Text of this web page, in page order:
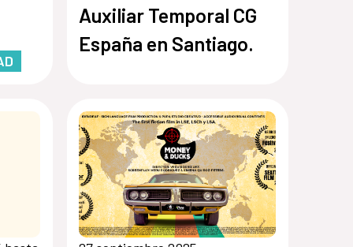
Auxiliar Temporal CG
España en Santiago.